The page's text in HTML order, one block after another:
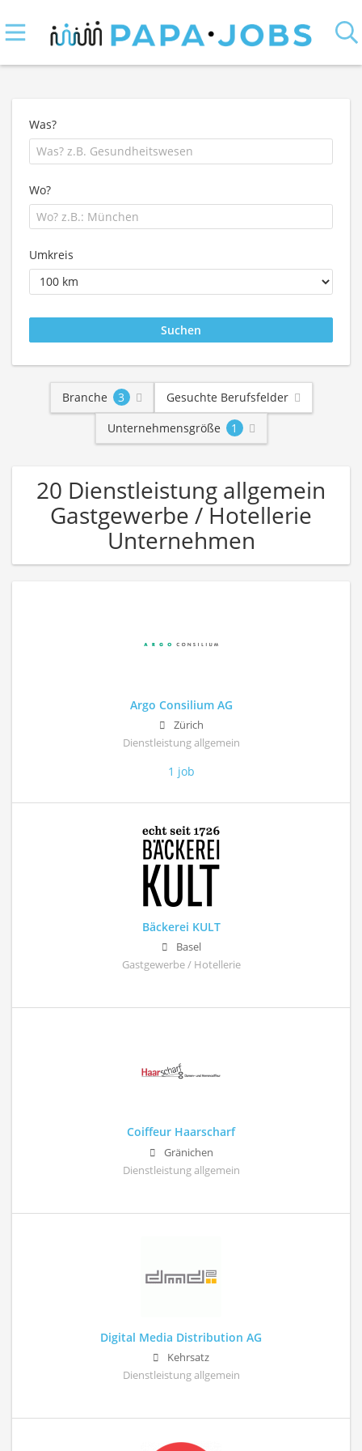
Was?
Wo?
Umkreis
Branche 3
Gesuchte Berufsfelder
Unternehmensgröße
1
20 Dienstleistung allgemein
Gastgewerbe / Hotellerie
Unternehmen
Argo Consilium AG
Zürich
Dienstleistung allgemein
1 job
Bäckerei KULT
Basel
Gastgewerbe / Hotellerie
Coiffeur Haarscharf
Gränichen
Dienstleistung allgemein
Digital Media Distribution AG
Kehrsatz
Dienstleistung allgemein